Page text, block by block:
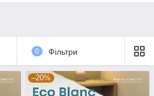
0 Фільтри
–20%